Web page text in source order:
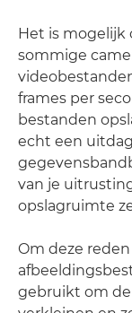
Het is mogelijk
sommige
frames per
bestanden
echt een
van je
opslagruimte
Om deze
gebruikt om